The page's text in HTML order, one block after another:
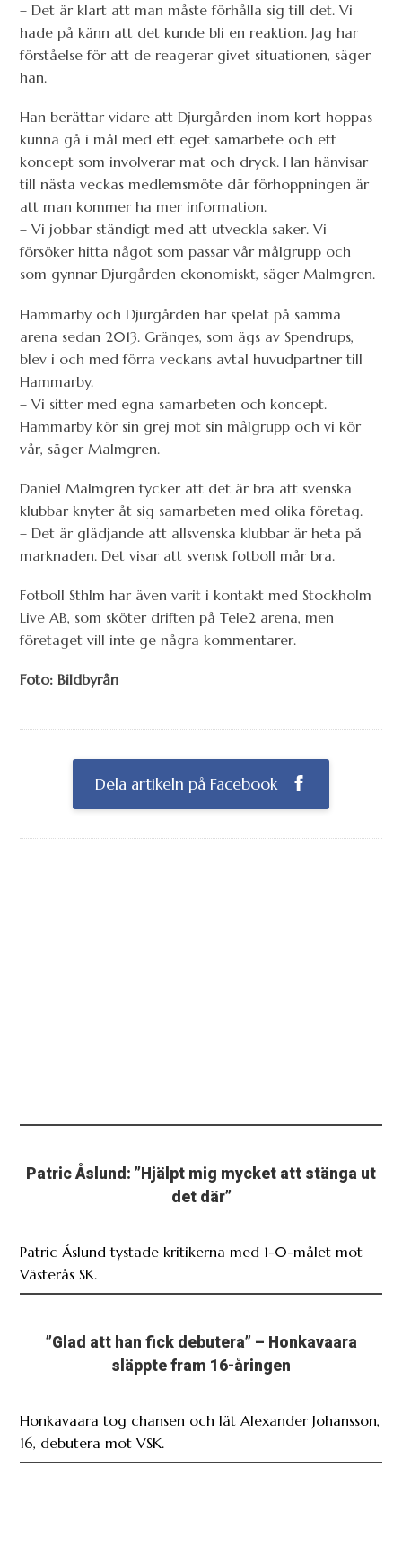
– Det är klart att man måste förhålla sig till det. Vi
hade på känn att det kunde bli en reaktion. Jag har
förståelse för att de reagerar givet situationen, säger
han.
Han berättar vidare att Djurgården inom kort hoppas
kunna gå i mål med ett eget samarbete och ett
koncept som involverar mat och dryck. Han hänvisar
till nästa veckas medlemsmöte där förhoppningen är
att man kommer ha mer information.
– Vi jobbar ständigt med att utveckla saker. Vi
försöker hitta något som passar vår målgrupp och
som gynnar Djurgården ekonomiskt, säger Malmgren.
Hammarby och Djurgården har spelat på samma
arena sedan 2013. Gränges, som ägs av Spendrups,
blev i och med förra veckans avtal huvudpartner till
Hammarby.
– Vi sitter med egna samarbeten och koncept.
Hammarby kör sin grej mot sin målgrupp och vi kör
vår, säger Malmgren.
Daniel Malmgren tycker att det är bra att svenska
klubbar knyter åt sig samarbeten med olika företag.
– Det är glädjande att allsvenska klubbar är heta på
marknaden. Det visar att svensk fotboll mår bra.
Fotboll Sthlm har även varit i kontakt med Stockholm
Live AB, som sköter driften på Tele2 arena, men
företaget vill inte ge några kommentarer.
Foto: Bildbyrån
Dela artikeln på Facebook
Patric Åslund: ”Hjälpt mig mycket att stänga ut
det där”
Patric Åslund tystade kritikerna med 1-0-målet mot
Västerås SK.
”Glad att han fick debutera” – Honkavaara
släppte fram 16-åringen
Honkavaara tog chansen och lät Alexander Johansson,
16, debutera mot VSK.